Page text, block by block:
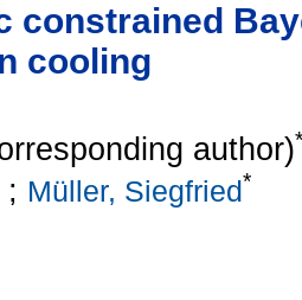
constrained
cooling
author)*
; Müller, Siegfried*